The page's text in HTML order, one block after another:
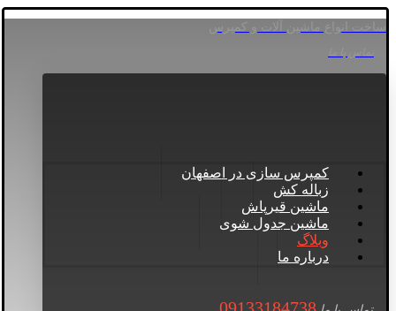
ساخت انواع ماشین آلات و کمپرس
کمپرس سازی در اصفهان
زباله کش
ماشین قیرپاش
ماشین جدول شوی
وبلاگ
درباره ما